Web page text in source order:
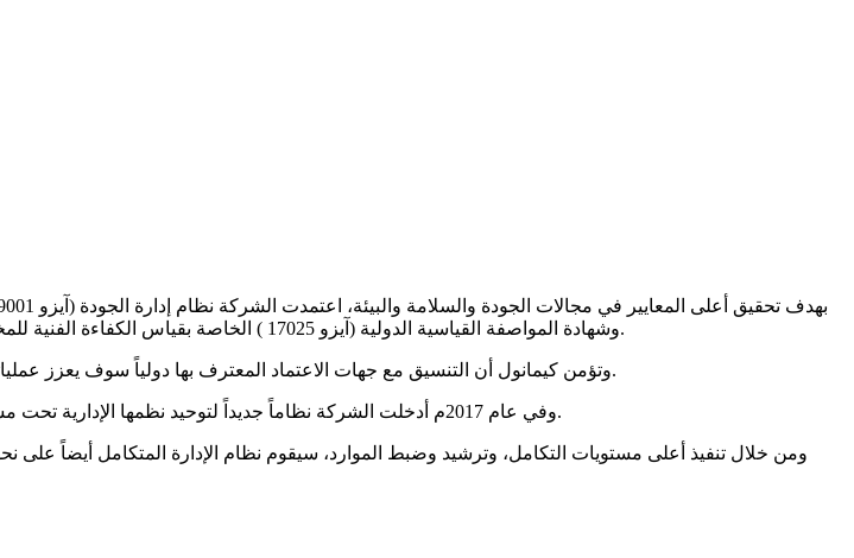
اعتماد شهــــادة نظـــــام إدارة الرعــاية المسؤولة (RC 14001) وشهادة المواصفة القياسية الدولية (آيزو 17025 ) الخاصة بقياس الكفاءة الفنية للمختبرات الكيميائية في عام 2015م.
وتؤمن كيمانول أن التنسيق مع جهات الاعتماد المعترف بها دولياً سوف يعزز عملياتها بحيث يجعل منتجاتها أكثر موثوقيةً مما يضيف بذلك قيمة لميزتها التنافسية في الأسواق العالمية.
وفي عام 2017م أدخلت الشركة نظاماً جديداً لتوحيد نظمها الإدارية تحت مسمى نظام الإدارة المتكامل وذلك لتسهيل تحقيق أهداف الشركة على نحو يتسم بالفعالية والكفاءة.
ومن خلال تنفيذ أعلى مستويات التكامل، وترشيد وضبط الموارد، سيقوم نظام الإدارة المتكامل أيضاً على